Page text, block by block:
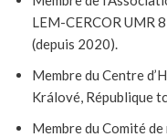
LEM-CERCOR UMR
(depuis 2020).
Membre du Centre
Králové, République
Membre du Comité